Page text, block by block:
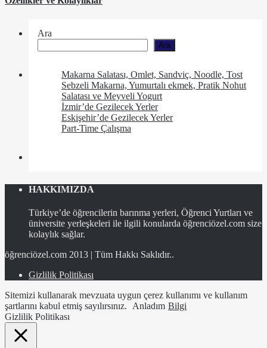
Ara
Ara
Makarna Salatası, Omlet, Sandviç, Noodle, Tost
Sebzeli Makarna, Yumurtalı ekmek, Pratik Nohut
Salatası ve Meyveli Yogurt
İzmir’de Gezilecek Yerler
Eskişehir’de Gezilecek Yerler
Part-Time Çalışma
HAKKIMIZDA
Türkiye’de öğrencilerin barınma yerleri, Öğrenci Yurtları ve
üniversite yerleşkeleri ile ilgili konularda öğrenciözel.com size
kolaylık sağlar.
öğrenciözel.com 2013 | Tüm Hakkı Saklıdır..
Gizlilik Politikası
Sitemizi kullanarak mevzuata uygun çerez kullanımı ve kullanım
şartlarını kabul etmiş sayılırsınız.
Anladım Bilgi
Gizlilik Politikası